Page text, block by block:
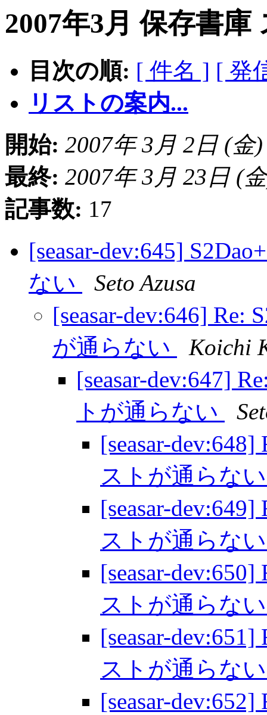
2007年3月 保存書庫
目次の順: [ 件名 ] [ 発
リストの案内...
開始: 2007年 3月 2日 (金
最終: 2007年 3月 23日 (
記事数: 17
[seasar-dev:645]
ない
Seto Azusa
[seasar-dev:646] Re:
が通らない
Koichi
[seasar-dev:647]
トが通らない
[seasar-
ストが通らな
[seasar-
ストが通らな
[seasar-
ストが通らな
[seasar-
ストが通らな
[seasar-